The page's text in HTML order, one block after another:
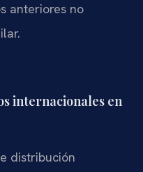
anteriores no
internacionales en
distribución